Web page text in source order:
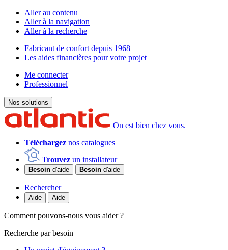
Aller au contenu
Aller à la navigation
Aller à la recherche
Fabricant de confort depuis 1968
Les aides financières pour votre projet
Me connecter
Professionnel
Nos solutions
On est bien chez vous.
Téléchargez nos catalogues
Trouvez un installateur
Besoin d'aide Besoin d'aide
Rechercher
Aide Aide
Comment pouvons-nous vous aider ?
Recherche par besoin